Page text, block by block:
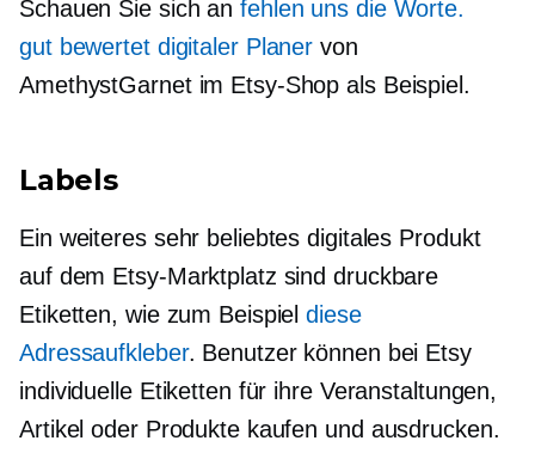
Schauen Sie sich an fehlen uns die Worte.
gut bewertetdigitaler Planer von
AmethystGarnet im Etsy-Shop als Beispiel.
Labels
Ein weiteres sehr beliebtes digitales Produkt
auf dem Etsy-Marktplatz sind druckbare
Etiketten, wie zum Beispieldiese
Adressaufkleber. Benutzer können bei Etsy
individuelle Etiketten für ihre Veranstaltungen,
Artikel oder Produkte kaufen und ausdrucken.